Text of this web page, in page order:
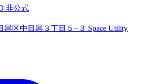
非公式
黒区中目黒３丁目５−３ Space Utility